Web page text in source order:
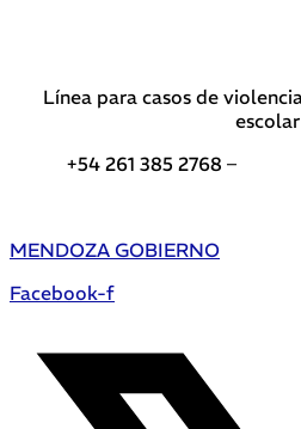
Línea para casos de
escolar
+54 261 385 2768 –
MENDOZA GOBIERNO
Facebook-f